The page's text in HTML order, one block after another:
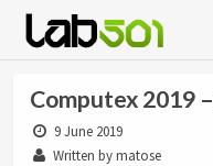
Computex 2019
9 June 2019
Written by matose